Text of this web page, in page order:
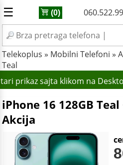
☰ (0)
Telekoplus » Mobilni Telefoni »
Teal
prikaz sajta klikom na
iPhone 16 128GB
Akcija